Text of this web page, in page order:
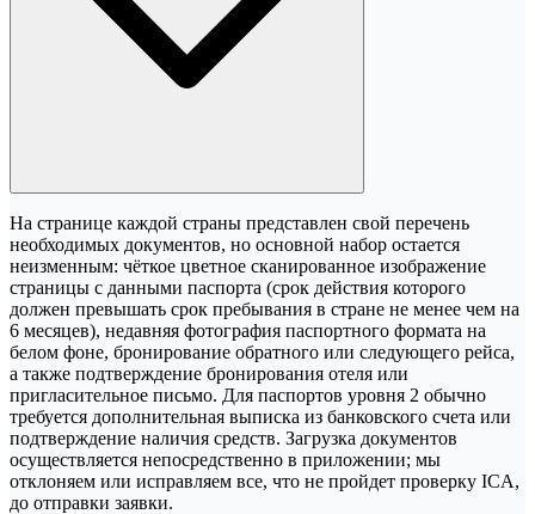
На странице каждой страны представлен свой перечень
необходимых документов, но основной набор остается
неизменным: чёткое цветное сканированное изображение
страницы с данными паспорта (срок действия которого
должен превышать срок пребывания в стране не менее чем на
6 месяцев), недавняя фотография паспортного формата на
белом фоне, бронирование обратного или следующего рейса,
а также подтверждение бронирования отеля или
пригласительное письмо. Для паспортов уровня 2 обычно
требуется дополнительная выписка из банковского счета или
подтверждение наличия средств. Загрузка документов
осуществляется непосредственно в приложении; мы
отклоняем или исправляем все, что не пройдет проверку ICA,
до отправки заявки.